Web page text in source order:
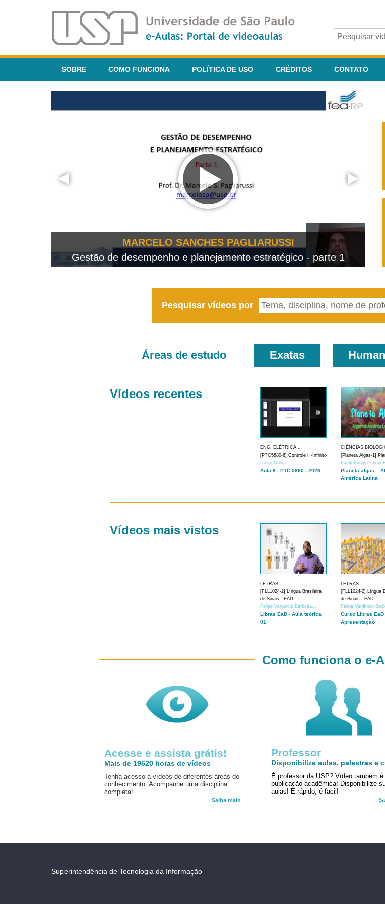
SOBRE COMO FUNCIONA POLÍTICA DE USO CRÉDITOS CONTATO
MARCELO SANCHES PAGLIARUSSI
Gestão de desempenho e planejamento estratégico - parte 1
Pesquisar vídeos por
Áreas de estudo Exatas
Vídeos recentes
ENG. ELÉTRICA...
[PTC5880-6] Controle H-Infinito
Diego Colón
Aula 8 - PTC 5880 - 2026
CIÊNCIAS
[Planeta Algas-1]
Fanly Fungyi Chow
Planeta algas –
América Latina
Vídeos mais vistos
LETRAS
[FLL1024-2] Língua Brasileira
de Sinais - EAD
Felipe Venâncio Barbosa...
Libras EaD - Aula teórica
01
LETRAS
[FLL1024-2] Língua
de Sinais - EAD
Felipe Venâncio
Curso Libras EaD
Apresentação
Acesse e assista grátis!
Mais de 19620 horas de vídeos
Tenha acesso a vídeos de diferentes áreas do
conhecimento. Acompanhe uma disciplina
completa!
Saiba mais
Como funciona o e-
Professor
Disponibilize aulas, palestras e
É professor da USP? Vídeo também é
publicação acadêmica! Disponibilize
aulas! É rápido, é facil!
Superintendência de Tecnologia da Informação